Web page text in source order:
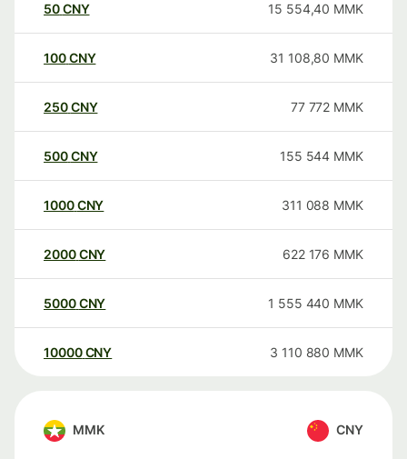
50CNY 15 554,40 MMK
100CNY 31 108,80 MMK
250CNY 77 772 MMK
500CNY 155 544 MMK
1000CNY 311 088 MMK
2000CNY 622 176 MMK
5000CNY 1 555 440 MMK
10000 CNY 3 110 880 MMK
MMK CNY